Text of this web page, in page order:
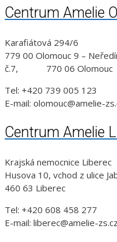
Centrum Amelie
Karafiátová 294/6
779 00 Olomouc 9 –
č.7, 770 06 Olomouc
Tel: +420 739 005 123
E-mail: olomouc@amelie-
Centrum Amelie
Krajská nemocnice Liberec
Husova 10, vchod z ulice
460 63 Liberec
Tel: +420 608 458 277
E-mail: liberec@amelie-zs.cz